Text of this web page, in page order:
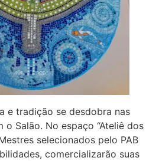
e tradição se desdobra nas
o Salão. No espaço “Ateliê dos
selecionados pelo PAB
comercializarão suas